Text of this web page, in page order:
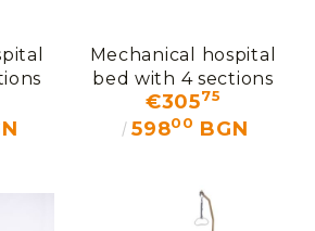
We will contact you to finalize the order
Mechanical hospital
bed with 4 sections
€30575
59800 BGN